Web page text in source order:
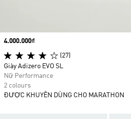
Price
4.000.000₫
(27)
Giày Adizero EVO SL
Nữ Performance
2 colours
ĐƯỢC KHUYÊN DÙNG CHO MARATHON